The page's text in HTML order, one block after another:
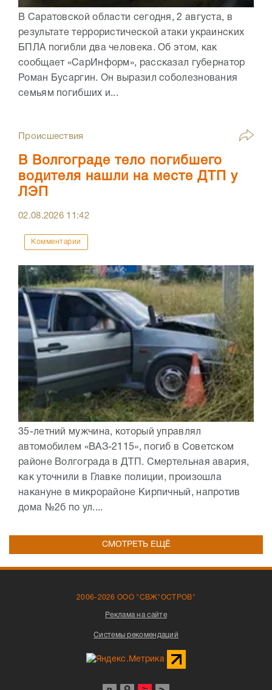
В Саратовской области сегодня, 2 августа, в
результате террористической атаки украинских
БПЛА погибли два человека. Об этом, как
сообщает «СарИнформ», рассказал губернатор
Роман Бусаргин. Он выразил соболезнования
семьям погибших и...
Происшествия
В Волгограде тело погибшего
водителя нашли на месте ДТП у
ЛЭП
02.08.2026 11:42
Комментарии
35-летний мужчина, который управлял
автомобилем «ВАЗ-2115», погиб в Советском
районе Волгограда в ДТП. Смертельная авария,
как уточнили в Главке полиции, произошла
накануне в микрорайоне Кирпичный, напротив
дома №2б по ул....
СМОТРЕТЬ ЕЩЁ
2006-2026 ООО "СВЖ"ОСТРОВ"
Реклама на сайте
Системы рекомендаций